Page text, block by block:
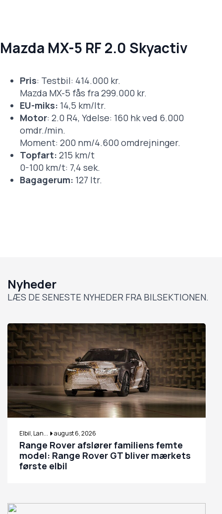
Mazda MX-5 RF 2.0 Skyactiv
Pris: Testbil: 414.000 kr.
Mazda MX-5 fås fra 299.000 kr.
EU-miks: 14,5 km/ltr.
Motor: 2.0 R4, Ydelse: 160 hk ved 6.000
omdr./min.
Moment: 200 nm/4.600 omdrejninger.
Topfart: 215 km/t
0-100 km/t: 7,4 sek.
Bagagerum: 127 ltr.
Nyheder
LÆS DE SENESTE NYHEDER FRA BILSEKTIONEN.
Elbil, Lan... august 6, 2026
Range Rover afslører familiens femte
model: Range Rover GT bliver mærkets
første elbil